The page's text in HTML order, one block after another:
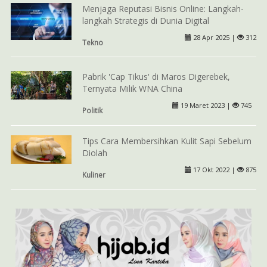
Menjaga Reputasi Bisnis Online: Langkah-
langkah Strategis di Dunia Digital
Tekno
28 Apr 2025 | 312
Pabrik 'Cap Tikus' di Maros Digerebek,
Ternyata Milik WNA China
Politik
19 Maret 2023 | 745
Tips Cara Membersihkan Kulit Sapi Sebelum
Diolah
Kuliner
17 Okt 2022 | 875